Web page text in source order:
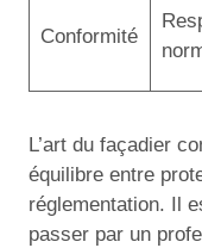
Conformité
L’art du façadier
équilibre entre
réglementation. Il
passer par un